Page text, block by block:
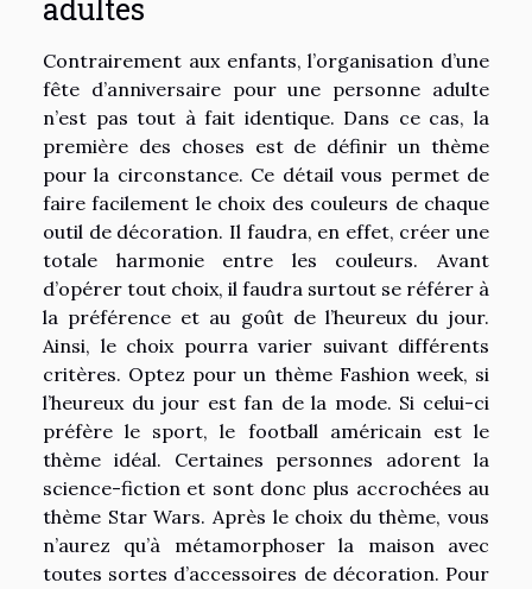
adultes
Contrairement aux enfants, l’organisation d’une
fête d’anniversaire pour une personne adulte
n’est pas tout à fait identique. Dans ce cas, la
première des choses est de définir un thème
pour la circonstance. Ce détail vous permet de
faire facilement le choix des couleurs de chaque
outil de décoration. Il faudra, en effet, créer une
totale harmonie entre les couleurs. Avant
d’opérer tout choix, il faudra surtout se référer à
la préférence et au goût de l’heureux du jour.
Ainsi, le choix pourra varier suivant différents
critères. Optez pour un thème Fashion week, si
l’heureux du jour est fan de la mode. Si celui-ci
préfère le sport, le football américain est le
thème idéal. Certaines personnes adorent la
science-fiction et sont donc plus accrochées au
thème Star Wars. Après le choix du thème, vous
n’aurez qu’à métamorphoser la maison avec
toutes sortes d’accessoires de décoration. Pour